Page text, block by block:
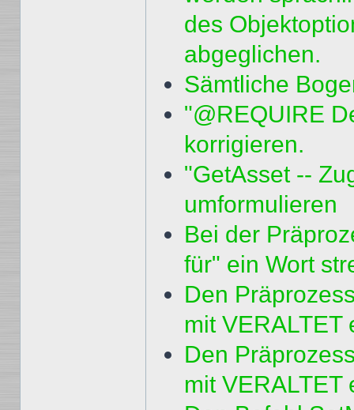
des
abgeglichen.
Sämtliche
"@REQUIRE
korrigieren.
"GetAsset --
umformulieren
Bei der
für" ein Wort
Den
mit VERALTET
Den
mit VERALTET